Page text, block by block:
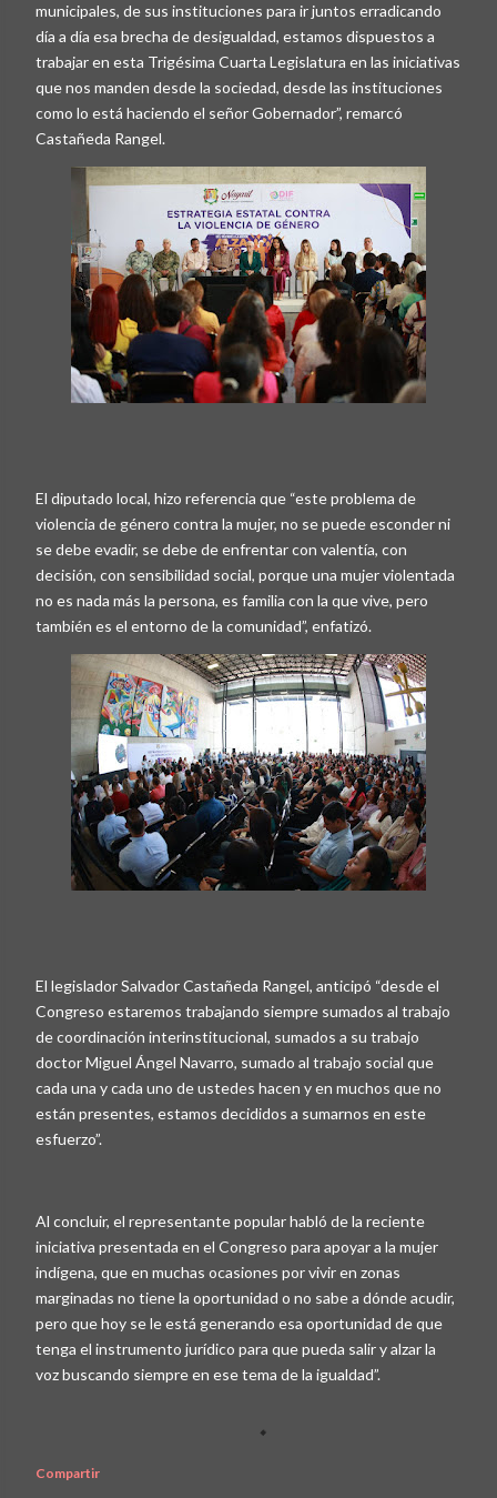
municipales, de sus instituciones para ir juntos erradicando
día a día esa brecha de desigualdad, estamos dispuestos a
trabajar en esta Trigésima Cuarta Legislatura en las iniciativas
que nos manden desde la sociedad, desde las instituciones
como lo está haciendo el señor Gobernador”, remarcó
Castañeda Rangel.
El diputado local, hizo referencia que “este problema de
violencia de género contra la mujer, no se puede esconder ni
se debe evadir, se debe de enfrentar con valentía, con
decisión, con sensibilidad social, porque una mujer violentada
no es nada más la persona, es familia con la que vive, pero
también es el entorno de la comunidad”, enfatizó.
El legislador Salvador Castañeda Rangel, anticipó “desde el
Congreso estaremos trabajando siempre sumados al trabajo
de coordinación interinstitucional, sumados a su trabajo
doctor Miguel Ángel Navarro, sumado al trabajo social que
cada una y cada uno de ustedes hacen y en muchos que no
están presentes, estamos decididos a sumarnos en este
esfuerzo”.
Al concluir, el representante popular habló de la reciente
iniciativa presentada en el Congreso para apoyar a la mujer
indígena, que en muchas ocasiones por vivir en zonas
marginadas no tiene la oportunidad o no sabe a dónde acudir,
pero que hoy se le está generando esa oportunidad de que
tenga el instrumento jurídico para que pueda salir y alzar la
voz buscando siempre en ese tema de la igualdad”.
Compartir